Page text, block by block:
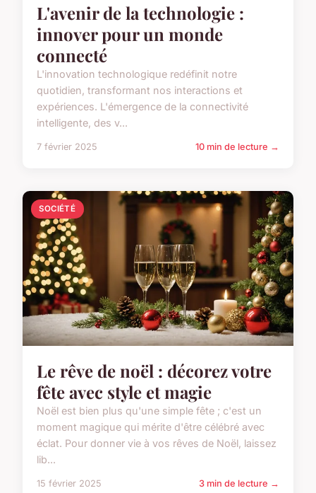
L'avenir de la technologie :
innover pour un monde
connecté
L'innovation technologique redéfinit notre
quotidien, transformant nos interactions et
expériences. L'émergence de la connectivité
intelligente, des v...
7 février 2025 10 min de lecture →
SOCIÉTÉ
Le rêve de noël : décorez votre
fête avec style et magie
Noël est bien plus qu'une simple fête ; c'est un
moment magique qui mérite d'être célébré avec
éclat. Pour donner vie à vos rêves de Noël, laissez
lib...
15 février 2025 3 min de lecture →